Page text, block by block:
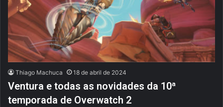
Thiago Machuca 18 de abril de 2024
Ventura e todas as novidades da 10ª
temporada de Overwatch 2